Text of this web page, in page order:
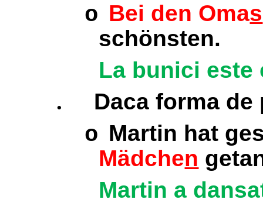
o Bei den Omas
schönsten.
La bunici este
.
Daca forma
o Martin hat
Mädchen
Martin a